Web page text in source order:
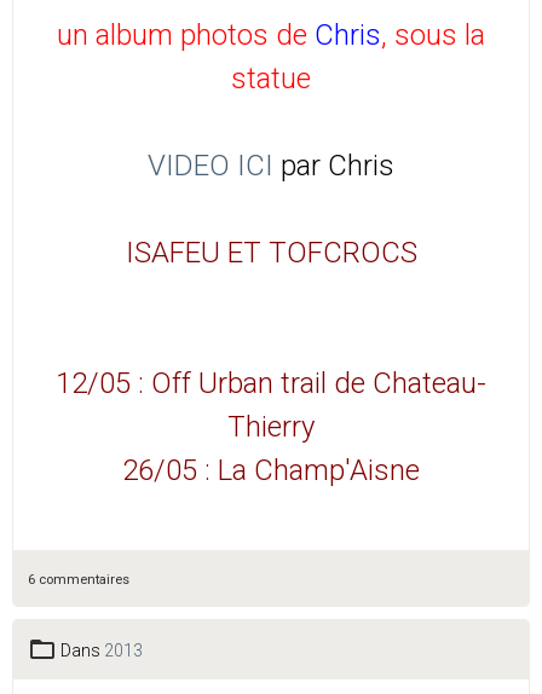
un album photos de Chris, sous la
statue
VIDEO ICI par Chris
ISAFEU ET TOFCROCS
12/05 : Off Urban trail de Chateau-
Thierry
26/05 : La Champ'Aisne
6 commentaires
Dans 2013